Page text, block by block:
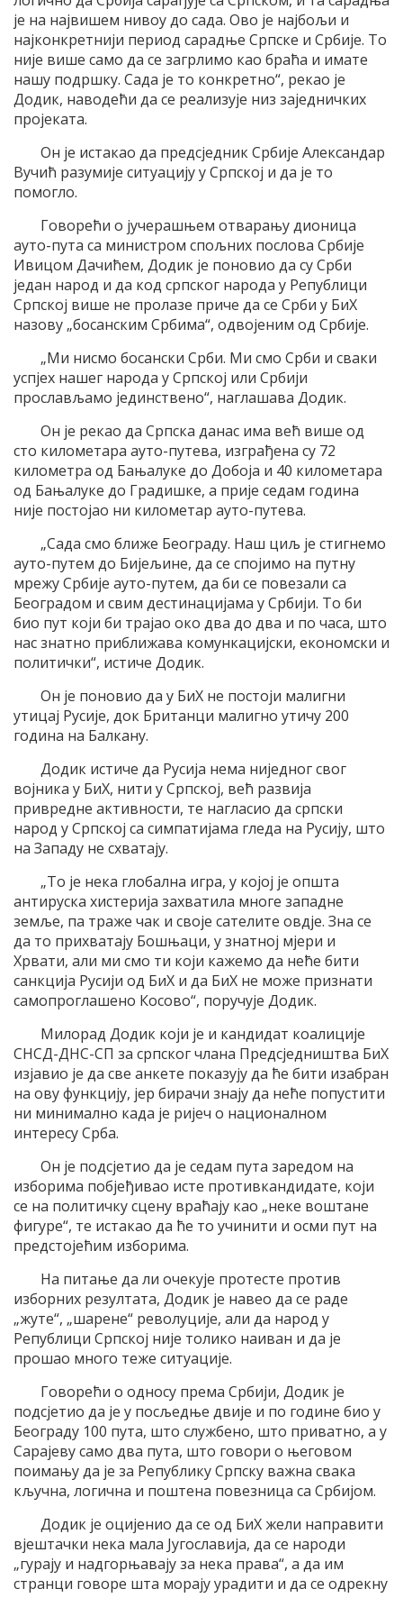
је на највишем нивоу до сада. Ово је најбољи и
најконкретнији период сарадње Српске и Србије. То
није више само да се загрлимо као браћа и имате
нашу подршку. Сада је то конкретно“, рекао је
Додик, наводећи да се реализује низ заједничких
пројеката.
Он је истакао да предсједник Србије Александар
Вучић разумије ситуацију у Српској и да је то
помогло.
Говорећи о јучерашњем отварању дионица
ауто-пута са министром спољних послова Србије
Ивицом Дачићем, Додик је поновио да су Срби
један народ и да код српског народа у Републици
Српској више не пролазе приче да се Срби у БиХ
назову „босанским Србима“, одвојеним од Србије.
„Ми нисмо босански Срби. Ми смо Срби и сваки
успјех нашег народа у Српској или Србији
прослављамо јединствено“, наглашава Додик.
Он је рекао да Српска данас има већ више од
сто километара ауто-путева, изграђена су 72
километра од Бањалуке до Добоја и 40 километара
од Бањалуке до Градишке, а прије седам година
није постојао ни километар ауто-путева.
„Сада смо ближе Београду. Наш циљ је стигнемо
ауто-путем до Бијељине, да се спојимо на путну
мрежу Србије ауто-путем, да би се повезали са
Београдом и свим дестинацијама у Србији. То би
био пут који би трајао око два до два и по часа, што
нас знатно приближава комункацијски, економски и
политички“, истиче Додик.
Он је поновио да у БиХ не постоји малигни
утицај Русије, док Британци малигно утичу 200
година на Балкану.
Додик истиче да Русија нема ниједног свог
војника у БиХ, нити у Српској, већ развија
привредне активности, те нагласио да српски
народ у Српској са симпатијама гледа на Русију, што
на Западу не схватају.
„То је нека глобална игра, у којој је општа
антируска хистерија захватила многе западне
земље, па траже чак и своје сателите овдје. Зна се
да то прихватају Бошњаци, у знатној мјери и
Хрвати, али ми смо ти који кажемо да неће бити
санкција Русији од БиХ и да БиХ не може признати
самопроглашено Косово“, поручује Додик.
Милорад Додик који је и кандидат коалиције
СНСД-ДНС-СП за српског члана Предсједништва БиХ
изјавио је да све анкете показују да ће бити изабран
на ову функцију, јер бирачи знају да неће попустити
ни минимално када је ријеч о националном
интересу Срба.
Он је подсјетио да је седам пута заредом на
изборима побјеђивао исте противкандидате, који
се на политичку сцену враћају као „неке воштане
фигуре“, те истакао да ће то учинити и осми пут на
предстојећим изборима.
На питање да ли очекује протесте против
изборних резултата, Додик је навео да се раде
„жуте“, „шарене“ револуције, али да народ у
Републици Српској није толико наиван и да је
прошао много теже ситуације.
Говорећи о односу према Србији, Додик је
подсјетио да је у посљедње двије и по године био у
Београду 100 пута, што службено, што приватно, а у
Сарајеву само два пута, што говори о његовом
поимању да је за Републику Српску важна свака
кључна, логична и поштена повезница са Србијом.
Додик је оцијенио да се од БиХ жели направити
вјештачки нека мала Југославија, да се народи
„гурају и надгорњавају за нека права“, а да им
странци говоре шта морају урадити и да се одрекну